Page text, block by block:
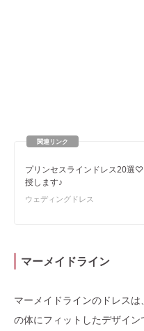
プリンセスラインドレス20選
授します♪
ウェディングドレス
マーメイドライン
マーメイドラインのドレス
の体にフィットしたデザイ